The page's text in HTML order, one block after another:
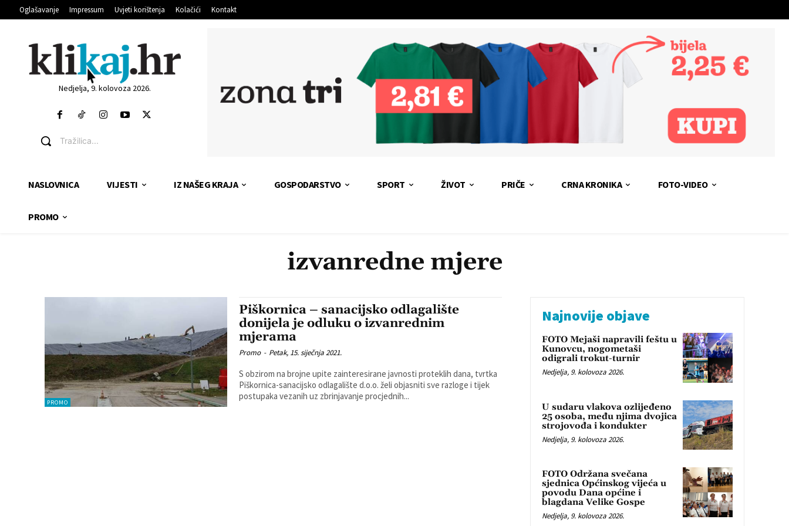
Oglašavanje Impressum Uvjeti korištenja Kolačići Kontakt
Nedjelja, 9. kolovoza 2026.
Tražilica...
NASLOVNICA VIJESTI IZ NAŠEG KRAJA GOSPODARSTVO SPORT ŽIVOT PRIČE CRNA KRONIKA FOTO-VIDEO
PROMO
izvanredne mjere
PROMO
Piškornica – sanacijsko odlagalište
donijela je odluku o izvanrednim
mjerama
Promo - Petak, 15. siječnja 2021.
S obzirom na brojne upite zainteresirane javnosti proteklih dana, tvrtka
Piškornica-sanacijsko odlagalište d.o.o. želi objasniti sve razloge i tijek
postupaka vezanih uz zbrinjavanje procjednih...
Najnovije objave
FOTO Mejaši napravili feštu u
Kunovcu, nogometaši
odigrali trokut-turnir
Nedjelja, 9. kolovoza 2026.
U sudaru vlakova ozlijeđeno
25 osoba, među njima dvojica
strojovođa i kondukter
Nedjelja, 9. kolovoza 2026.
FOTO Održana svečana
sjednica Općinskog vijeća u
povodu Dana općine i
blagdana Velike Gospe
Nedjelja, 9. kolovoza 2026.